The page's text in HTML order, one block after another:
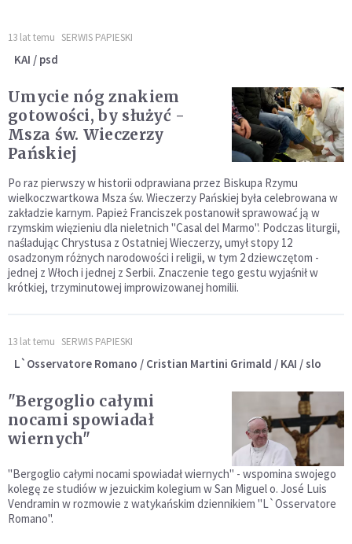
13 lat temu SERWIS PAPIESKI
KAI / psd
Umycie nóg znakiem
gotowości, by służyć -
Msza św. Wieczerzy
Pańskiej
Po raz pierwszy w historii odprawiana przez Biskupa Rzymu
wielkoczwartkowa Msza św. Wieczerzy Pańskiej była celebrowana w
zakładzie karnym. Papież Franciszek postanowił sprawować ją w
rzymskim więzieniu dla nieletnich "Casal del Marmo". Podczas liturgii,
naśladując Chrystusa z Ostatniej Wieczerzy, umył stopy 12
osadzonym różnych narodowości i religii, w tym 2 dziewczętom -
jednej z Włoch i jednej z Serbii. Znaczenie tego gestu wyjaśnił w
krótkiej, trzyminutowej improwizowanej homilii.
13 lat temu SERWIS PAPIESKI
L`Osservatore Romano / Cristian Martini Grimald / KAI / slo
"Bergoglio całymi
nocami spowiadał
wiernych"
"Bergoglio całymi nocami spowiadał wiernych" - wspomina swojego
kolegę ze studiów w jezuickim kolegium w San Miguel o. José Luis
Vendramin w rozmowie z watykańskim dziennikiem "L`Osservatore
Romano".